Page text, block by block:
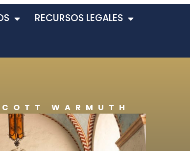
RECURSOS LEGALES
WARMUTH